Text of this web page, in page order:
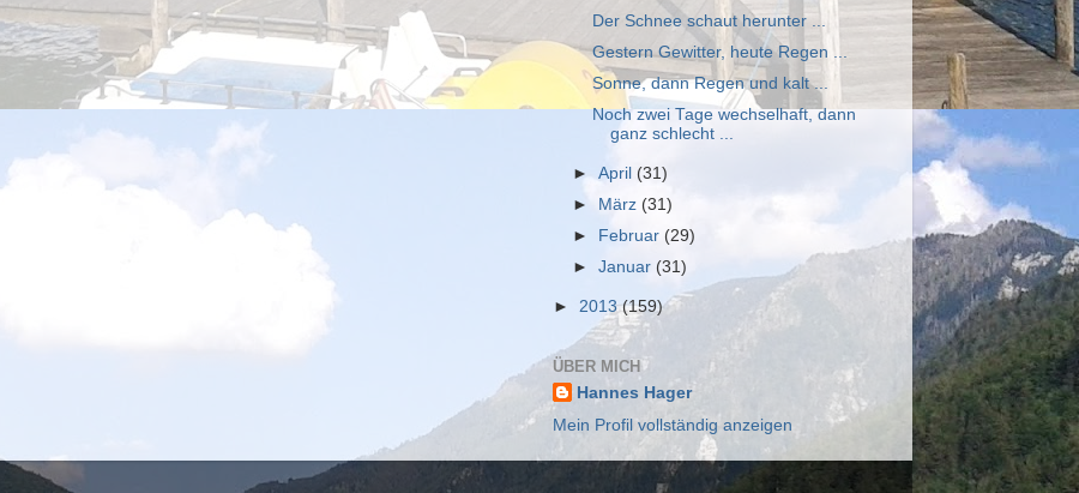
Der Schnee schaut herunter ...
Gestern Gewitter, heute Regen ...
Sonne, dann Regen und kalt ...
Noch zwei Tage wechselhaft, dann
ganz schlecht ...
► April (31)
►
März (31)
►
Februar (29)
► Januar (31)
► 2013(159)
ÜBER MICH
Hannes Hager
Mein Profil vollständig anzeigen